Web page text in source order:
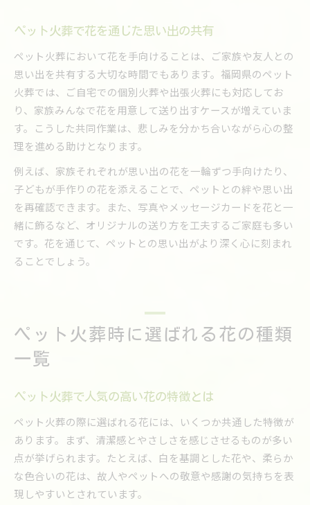
ペット火葬で花を通じた思い出の共有
ペット火葬において花を手向けることは、ご家族や友人との
思い出を共有する大切な時間でもあります。福岡県のペット
火葬では、ご自宅での個別火葬や出張火葬にも対応してお
り、家族みんなで花を用意して送り出すケースが増えていま
す。こうした共同作業は、悲しみを分かち合いながら心の整
理を進める助けとなります。
例えば、家族それぞれが思い出の花を一輪ずつ手向けたり、
子どもが手作りの花を添えることで、ペットとの絆や思い出
を再確認できます。また、写真やメッセージカードを花と一
緒に飾るなど、オリジナルの送り方を工夫するご家庭も多い
です。花を通じて、ペットとの思い出がより深く心に刻まれ
ることでしょう。
ペット火葬時に選ばれる花の種類
一覧
ペット火葬で人気の高い花の特徴とは
ペット火葬の際に選ばれる花には、いくつか共通した特徴が
あります。まず、清潔感とやさしさを感じさせるものが多い
点が挙げられます。たとえば、白を基調とした花や、柔らか
な色合いの花は、故人やペットへの敬意や感謝の気持ちを表
現しやすいとされています。